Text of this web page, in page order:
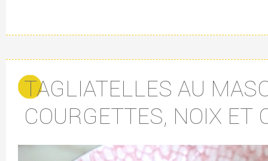
TAGLIATELLES AU
COURGETTES, NOIX ET